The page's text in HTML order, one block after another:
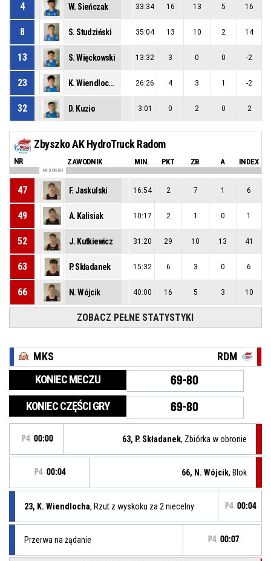
4 W. Sieńczak 33:34 16 13 5 16
8 S. Studziński 35:04 13 10 2 14
13 S. Więckowski 13:32 3 0 0 -2
23 K. Wiendlocha 26:26 4 3 1 -2
32 D. Kuzio 3:01 0 2 0 2
Zbyszko AK HydroTruck Radom
NR ZAWODNIK MIN. PKT ZB A INDEX
NA BOISKU
47 F. Jaskulski 16:54 2 7 1 6
49 A. Kalisiak 10:17 2 1 0 1
52 J. Kutkiewicz 31:20 29 10 13 41
63 P. Składanek 15:32 6 3 0 6
66 N. Wójcik 40:00 16 5 3 10
ZOBACZ PEŁNE STATYSTYKI
MKS RDM
KONIEC MECZU 69-80
KONIEC CZĘŚCI GRY 69-80
P4 00:00 63, P. Składanek, Zbiórka w obronie
P4 00:04 66, N. Wójcik, Blok
23, K. Wiendlocha, Rzut z wyskoku za 2 niecelny P4 00:04
Przerwa na żądanie P4 00:07